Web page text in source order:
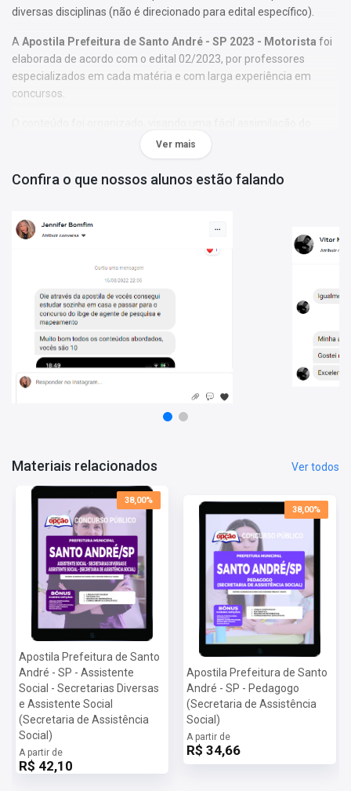
diversas disciplinas (não é direcionado para edital específico).
A Apostila Prefeitura de Santo André - SP 2023 - Motorista foi
elaborada de acordo com o edital 02/2023, por professores
especializados em cada matéria e com larga experiência em
concursos.
conteúdo e, assim, uma melhor otimização no tempo de
Características:
- Materiais digitais para reforçar a sua preparação;
- Apostila elaborada por professores especializados em
Matérias da Apostila:
Língua Portuguesa
Matemática
Noções de Informática
Conhecimentos Específicos
Mais informações sobre o concurso Prefeitura de Santo
Taxa de Inscrição:R$ 56,50
Provas:13/08/2023
Organizadora:Vunesp
Ver mais
Confira o que nossos alunos estão falando
Materiais relacionados Ver todos
38,00%
Apostila Prefeitura de Santo
André - SP - Assistente
Social - Secretarias Diversas
e Assistente Social
(Secretaria de Assistência
Social)
A partir de
R$ 42,10
38,00%
Apostila Prefeitura de Santo
André - SP - Pedagogo
(Secretaria de Assistência
Social)
A partir de
R$ 34,66